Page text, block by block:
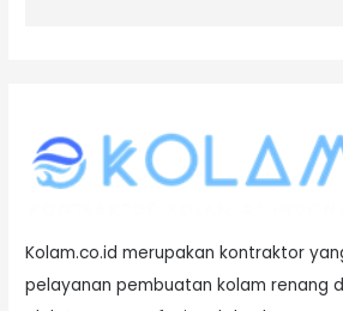
Kolam.co.id merupakan kontraktor
pelayanan pembuatan kolam renang